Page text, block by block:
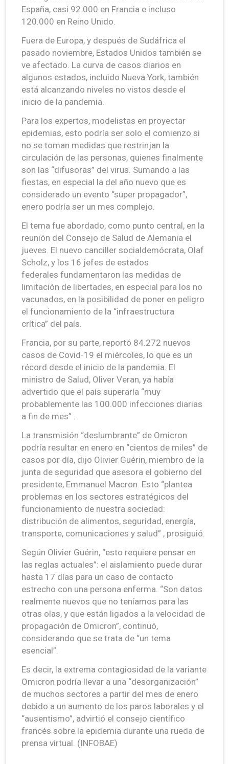
España, casi 92.000 en Francia e incluso
120.000 en Reino Unido.
Fuera de Europa, y después de Sudáfrica el
pasado noviembre, Estados Unidos también se
ve afectado. La curva de casos diarios en
algunos estados, incluido Nueva York, también
está alcanzando niveles no vistos desde el
inicio de la pandemia.
Para los expertos, modelistas en proyectar
epidemias, esto podría ser solo el comienzo si
no se toman medidas que restrinjan la
circulación de las personas, quienes finalmente
son las “difusoras” del virus. Sumando a las
fiestas, en especial la del año nuevo que es
considerado un evento “super propagador”,
enero podría ser un mes complejo.
El tema fue abordado, como punto central, en la
reunión del Consejo de Salud de Alemania el
jueves. El nuevo canciller socialdemócrata, Olaf
Scholz, y los 16 jefes de estados
federales fundamentaron las medidas de
limitación de libertades, en especial para los no
vacunados, en la posibilidad de poner en peligro
el funcionamiento de la “infraestructura
crítica” del país.
Francia, por su parte, reportó 84.272 nuevos
casos de Covid-19 el miércoles, lo que es un
récord desde el inicio de la pandemia. El
ministro de Salud, Oliver Veran, ya había
advertido que el país superaría “muy
probablemente las 100.000 infecciones diarias
a fin de mes” .
La transmisión “deslumbrante” de Omicron
podría resultar en enero en “cientos de miles” de
casos por día, dijo Olivier Guérin, miembro de la
junta de seguridad que asesora el gobierno del
presidente, Emmanuel Macron. Esto “plantea
problemas en los sectores estratégicos del
funcionamiento de nuestra sociedad:
distribución de alimentos, seguridad, energía,
transporte, comunicaciones y salud” , prosiguió.
Según Olivier Guérin, “esto requiere pensar en
las reglas actuales”: el aislamiento puede durar
hasta 17 días para un caso de contacto
estrecho con una persona enferma. “Son datos
realmente nuevos que no teníamos para las
otras olas, y que están ligados a la velocidad de
propagación de Omicron”, continuó,
considerando que se trata de “un tema
esencial”.
Es decir, la extrema contagiosidad de la variante
Omicron podría llevar a una “desorganización”
de muchos sectores a partir del mes de enero
debido a un aumento de los paros laborales y el
“ausentismo”, advirtió el consejo científico
francés sobre la epidemia durante una rueda de
prensa virtual. (INFOBAE)